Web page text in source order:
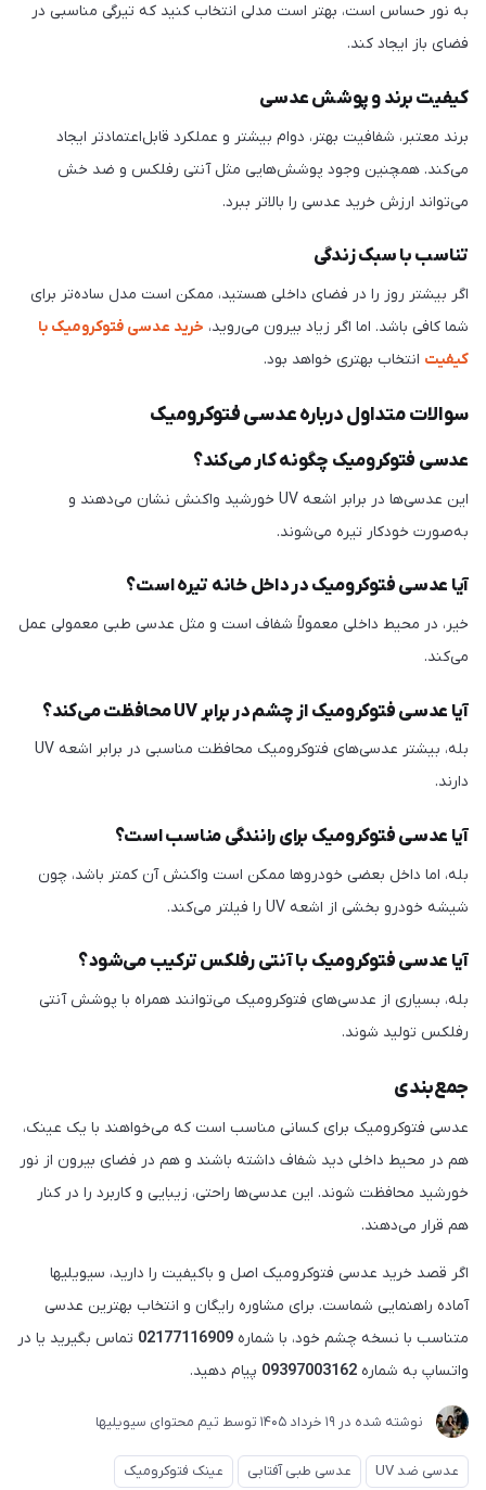
به نور حساس است، بهتر است مدلی انتخاب کنید که تیرگی مناسبی در
فضای باز ایجاد کند.
کیفیت برند و پوشش عدسی
برند معتبر، شفافیت بهتر، دوام بیشتر و عملکرد قابل‌اعتمادتر ایجاد
می‌کند. همچنین وجود پوشش‌هایی مثل آنتی رفلکس و ضد خش
می‌تواند ارزش خرید عدسی را بالاتر ببرد.
تناسب با سبک زندگی
اگر بیشتر روز را در فضای داخلی هستید، ممکن است مدل ساده‌تر برای
شما کافی باشد. اما اگر زیاد بیرون می‌روید، خرید عدسی فتوکرومیک با
کیفیت انتخاب بهتری خواهد بود.
سوالات متداول درباره عدسی فتوکرومیک
عدسی فتوکرومیک چگونه کار می‌کند؟
این عدسی‌ها در برابر اشعه UV خورشید واکنش نشان می‌دهند و
به‌صورت خودکار تیره می‌شوند.
آیا عدسی فتوکرومیک در داخل خانه تیره است؟
خیر، در محیط داخلی معمولاً شفاف است و مثل عدسی طبی معمولی عمل
می‌کند.
آیا عدسی فتوکرومیک از چشم در برابر UV محافظت می‌کند؟
بله، بیشتر عدسی‌های فتوکرومیک محافظت مناسبی در برابر اشعه UV
دارند.
آیا عدسی فتوکرومیک برای رانندگی مناسب است؟
بله، اما داخل بعضی خودروها ممکن است واکنش آن کمتر باشد، چون
شیشه خودرو بخشی از اشعه UV را فیلتر می‌کند.
آیا عدسی فتوکرومیک با آنتی رفلکس ترکیب می‌شود؟
بله، بسیاری از عدسی‌های فتوکرومیک می‌توانند همراه با پوشش آنتی
رفلکس تولید شوند.
جمع‌بندی
عدسی فتوکرومیک برای کسانی مناسب است که می‌خواهند با یک عینک،
هم در محیط داخلی دید شفاف داشته باشند و هم در فضای بیرون از نور
خورشید محافظت شوند. این عدسی‌ها راحتی، زیبایی و کاربرد را در کنار
هم قرار می‌دهند.
اگر قصد خرید عدسی فتوکرومیک اصل و باکیفیت را دارید، سیویلیها
آماده راهنمایی شماست. برای مشاوره رایگان و انتخاب بهترین عدسی
متناسب با نسخه چشم خود، با شماره 02177116909 تماس بگیرید یا در
واتساپ به شماره 09397003162 پیام دهید.
نوشته شده در 19 خرداد 1405 توسط تیم محتوای سیویلیها
عدسی ضد UV عدسی طبی آفتابی عینک فتوکرومیک